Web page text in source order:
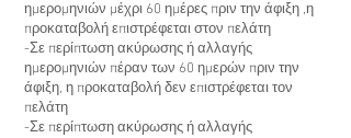
ημερομηνιών μέχρι 60 ημέρες πριν την άφιξη ,η
προκαταβολή επιστρέφεται στον πελάτη
-Σε περίπτωση ακύρωσης ή αλλαγής
ημερομηνιών πέραν των 60 ημερών πριν την
άφιξη, η προκαταβολή δεν επιστρέφεται τον
πελάτη
-Σε περίπτωση ακύρωσης ή αλλαγής